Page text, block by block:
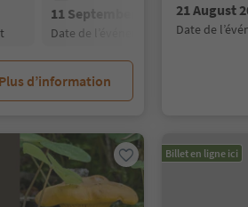
11 September 2026
date de l’événement
Plus d’information
21 August
date de
Billet en ligne ici